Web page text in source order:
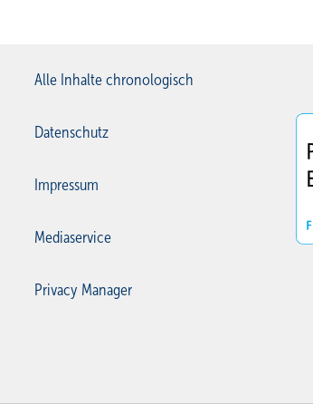
Alle Inhalte chronologisch
Datenschutz
Impressum
Mediaservice
Privacy Manager